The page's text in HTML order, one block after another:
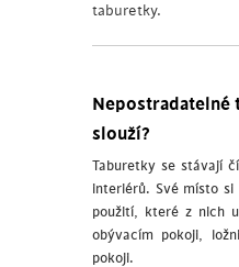
taburetky.
Nepostradatelné
slouží?
Taburetky se stávají
interiérů. Své místo si
použití, které z nich
obývacím pokoji,
pokoji.